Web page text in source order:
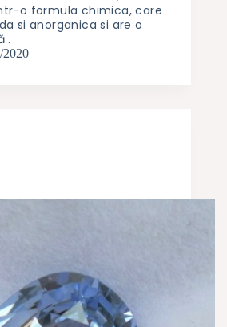
o formula chimica, care
si anorganica si are o
.
2020